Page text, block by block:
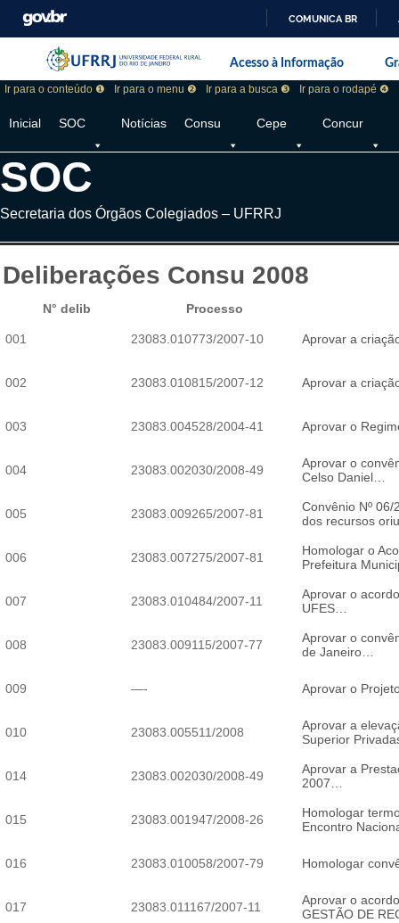
COMUNICA BR
Pular barra institucional
Barra institucional da Universidade
Acesso à Informação
Ir para o conteúdo ❶ Ir para o menu ❷ Ir para a busca ❸ Ir para o rodapé ❹
Inicial SOC Notícias Consu Cepe Concur
SOC
Secretaria dos Órgãos Colegiados – UFRRJ
Deliberações Consu 2008
N° delib Processo
001 23083.010773/2007-10 Aprovar a
002 23083.010815/2007-12 Aprovar a
003 23083.004528/2004-41 Aprovar o
004 23083.002030/2008-49
Aprovar o
Celso Daniel…
005 23083.009265/2007-81
Convênio Nº
dos recursos
006 23083.007275/2007-81
Homologar o
Prefeitura
007 23083.010484/2007-11
Aprovar o
UFES…
008 23083.009115/2007-77
Aprovar o
de Janeiro…
009 —- Aprovar o
010 23083.005511/2008
Aprovar a
Superior
014 23083.002030/2008-49
Aprovar a
2007…
015 23083.001947/2008-26
Homologar
Encontro
016 23083.010058/2007-79 Homologar
017 23083.011167/2007-11
Aprovar o
GESTÃO DE